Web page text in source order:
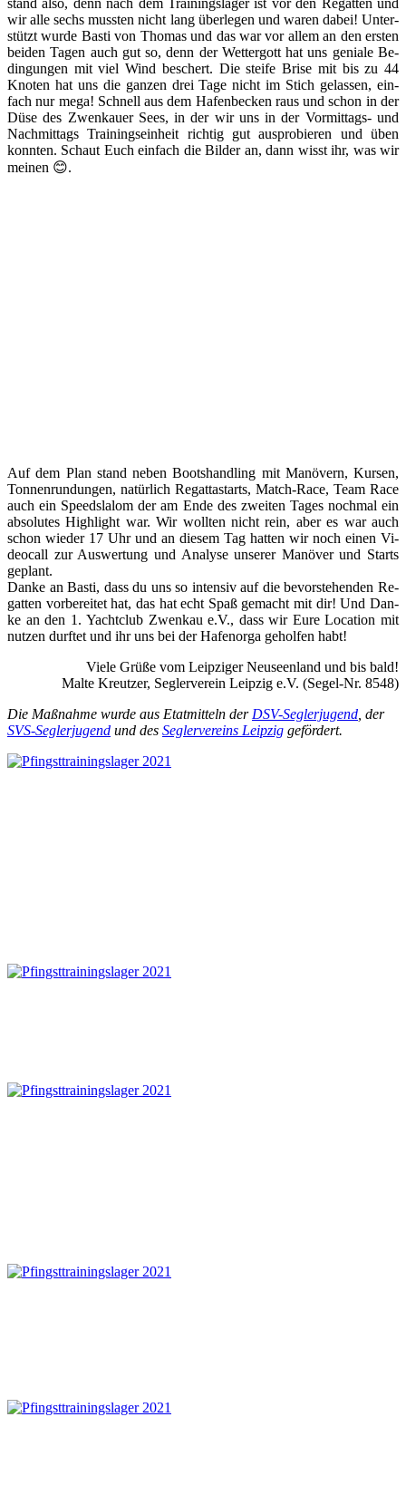
wir al­le sechs muss­ten nicht lang über­le­gen und wa­ren da­bei! Un­ter­
stützt wur­de Bas­ti von Tho­mas und das war vor al­lem an den ers­ten
bei­den Ta­gen auch gut so, denn der Wet­ter­gott hat uns ge­nia­le Be­
din­gun­gen mit viel Wind be­schert. Die stei­fe Bri­se mit bis zu 44
Kno­ten hat uns die gan­zen drei Ta­ge nicht im Stich ge­las­sen, ein­
fach nur me­ga! Schnell aus dem Ha­fen­be­cken raus und schon in der
Dü­se des Zwen­kau­er Sees, in der wir uns in der Vor­mit­tags- und
Nach­mit­tags Trai­nings­ein­heit rich­tig gut aus­pro­bie­ren und üben
konn­ten. Schaut Euch ein­fach die Bil­der an, dann wisst ihr, was wir
mei­nen 😊.
Auf dem Plan stand ne­ben Boots­hand­ling mit Ma­nö­vern, Kur­sen,
Ton­nen­run­dun­gen, na­tür­lich Re­gat­tastarts, Match-Race, Team Race
auch ein Speed­sla­lom der am En­de des zwei­ten Ta­ges noch­mal ein
ab­so­lu­tes High­light war. Wir woll­ten nicht rein, aber es war auch
schon wie­der 17 Uhr und an die­sem Tag hat­ten wir noch ei­nen Vi­
deo­call zur Aus­wer­tung und Ana­ly­se un­se­rer Ma­nö­ver und Starts
ge­plant.
Dan­ke an Bas­ti, dass du uns so in­ten­siv auf die be­vor­ste­hen­den Re­
gat­ten vor­be­rei­tet hat, das hat echt Spaß ge­macht mit dir! Und Dan­
ke an den 1. Yacht­club Zwen­kau e.V., dass wir Eu­re Lo­ca­ti­on mit
nut­zen durf­tet und ihr uns bei der Ha­fen­or­ga ge­hol­fen habt!
Viele Grüße vom Leipziger Neuseenland und bis bald!
Malte Kreutzer, Seglerverein Leipzig e.V. (Segel-Nr. 8548)
Die Maßnahme wurde aus Etatmitteln der DSV-Seglerjugend , der
SVS-Seglerjugend und des Seglervereins Leipzig gefördert.